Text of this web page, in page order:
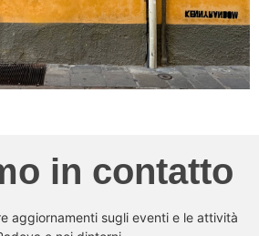
in contatto
aggiornamenti sugli eventi e le attività